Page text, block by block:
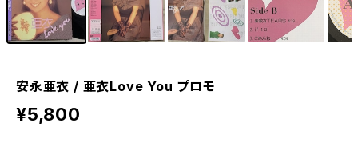
安永亜衣 / 亜衣Love You プロモ
¥5,800